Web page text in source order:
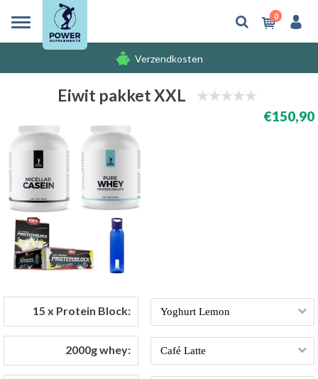
0
Verzendkosten
Gratis cadeaus
Eiwit pakket XXL
€150,90
15 x Protein Block:
2000g whey: